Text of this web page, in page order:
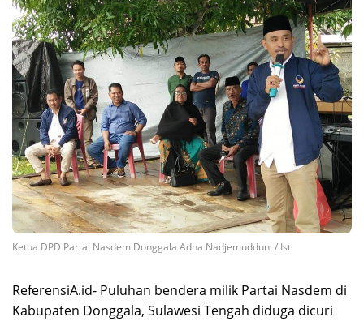
Ketua DPD Partai Nasdem Donggala Adha Nadjemuddun. / Ist
ReferensiA.id- Puluhan bendera milik Partai Nasdem di
Kabupaten Donggala, Sulawesi Tengah diduga dicuri